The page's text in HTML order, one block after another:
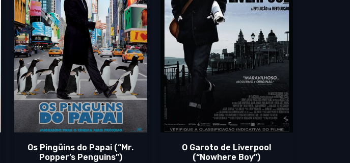
Os Pingüins do Papai (“Mr.
Popper’s Penguins”)
O Garoto de Liverpool
(“Nowhere Boy”)